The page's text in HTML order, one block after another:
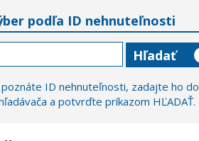
podľa ID nehnuteľnosti
poznáte ID nehnuteľnosti, zadajte ho do
a potvrďte príkazom HĽADAŤ.